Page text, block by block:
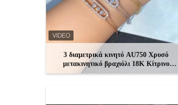
3 διαμετρικά κινητό AU750 Χρυσό
μετακινητικό βραχιόλι 18K Κίτρινο
χρυσό διαμαντένιο βραχιόλι